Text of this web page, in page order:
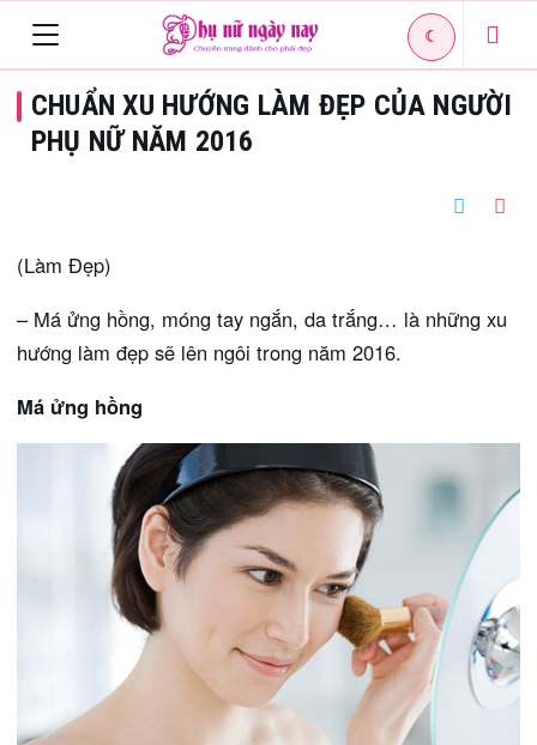
navigation
☾
CHUẨN XU HƯỚNG LÀM ĐẸP CỦA NGƯỜI
PHỤ NỮ NĂM 2016
(Làm Đẹp)
– Má ửng hồng, móng tay ngắn, da trắng… là những xu
hướng làm đẹp sẽ lên ngôi trong năm 2016.
Má ửng hồng